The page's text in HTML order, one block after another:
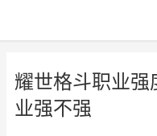
耀世格斗职业强
业强不强